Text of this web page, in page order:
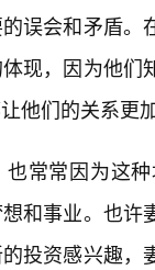
误会和矛盾
现，因为他
他们的关系更
常常因为这
和事业。也
投资感兴趣